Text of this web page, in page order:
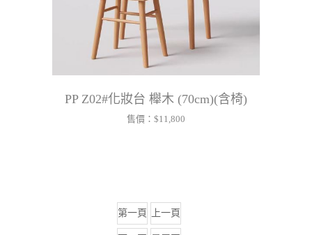
PP Z02#化妝台 櫸木 (70cm)(含椅)
售價： $11,800
第一頁 上一頁